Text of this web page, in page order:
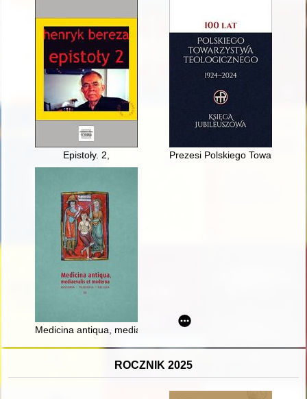
Epistoły. 2, Prezesi Polskiego
Medicina antiqua, mediaevalis et moderna : historia - filozofia
ROCZNIK 2025